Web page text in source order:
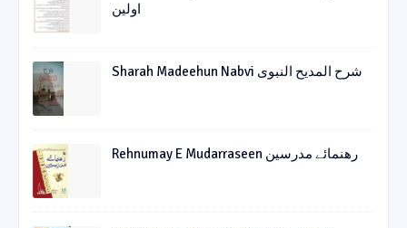
اولین
Sharah Madeehun Nabvi شرح المدیح النبوی
Rehnumay E Mudarraseen رهنمائے مدرسین